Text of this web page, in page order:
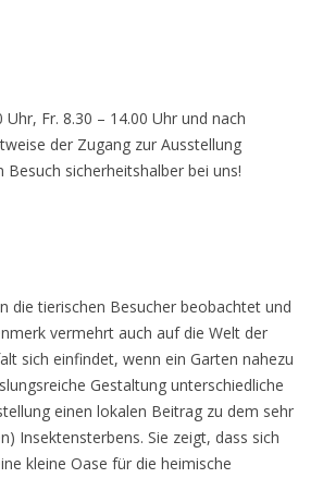
Fr. 8.30 – 14.00 Uhr und nach
der Zugang zur Ausstellung
sicherheitshalber bei uns!
die tierischen Besucher beobachtet und
vermehrt auch auf die Welt der
sich einfindet, wenn ein Garten nahezu
Gestaltung unterschiedliche
einen lokalen Beitrag zu dem sehr
Insektensterbens. Sie zeigt, dass sich
kleine Oase für die heimische